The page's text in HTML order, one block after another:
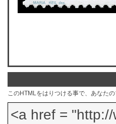
このHTMLをはりつける事で、あなた